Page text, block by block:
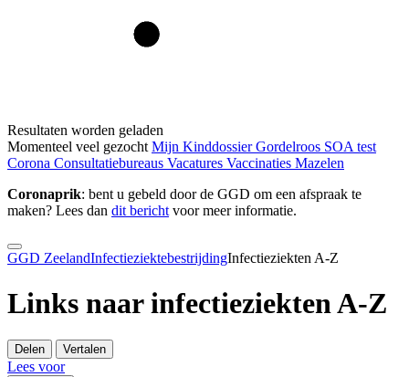
Resultaten worden geladen
Momenteel veel gezocht Mijn KinddossierGordelroos SOA test
Corona Consultatiebureaus Vacatures Vaccinaties Mazelen
Coronaprik: bent u gebeld door de GGD om een afspraak te
maken? Lees dan dit berichtvoor meer informatie.
GGD ZeelandInfectieziektebestrijdingInfectieziekten A-Z
Links naar infectieziekten A-Z
Delen Vertalen
Lees voor